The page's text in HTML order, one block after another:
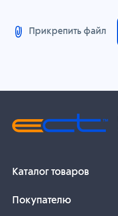
Прикрепить файл
Каталог товаров
Покупателю